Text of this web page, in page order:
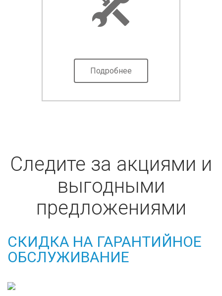
Подробнее
Следите за акциями и
выгодными
предложениями
СКИДКА НА ГАРАНТИЙНОЕ
ОБСЛУЖИВАНИЕ